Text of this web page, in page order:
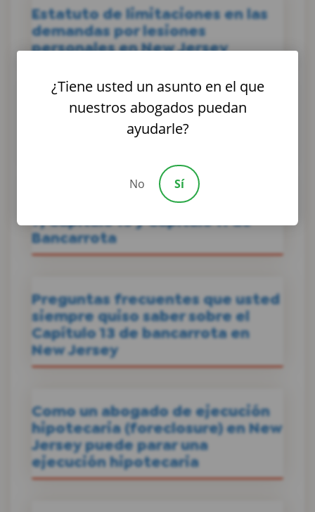
Estatuto de limitaciones en las
demandas por lesiones
personales en New Jersey
Como eliminar impuestos
atraves de una bancarrota en
Las Diferencias entre el Capítulo
7, Capítulo 13 y Capítulo 11 de
Bancarrota
Preguntas frecuentes que usted
siempre quiso saber sobre el
Capítulo 13 de bancarrota en
New Jersey
Como un abogado de ejecución
hipotecaria (foreclosure) en New
Jersey puede parar una
ejecución hipotecaria
¿Tiene usted un asunto en el que
nuestros abogados puedan
ayudarle?
No Sí